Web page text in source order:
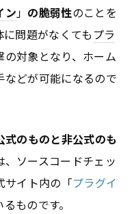
ン」 の脆弱性のことを
に問題がなくても プラ
対象となり、ホーム
どが可能になるので
式のものと非公式のも
、ソースコードチェッ
サイト内の「プラグイ
ものです。